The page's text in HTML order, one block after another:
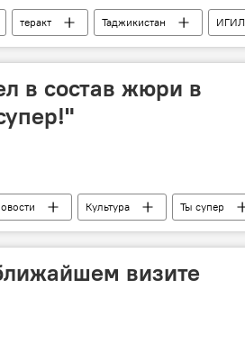
теракт Таджикистан ИГИЛ
в состав жюри в
Культура Ты супер
визите